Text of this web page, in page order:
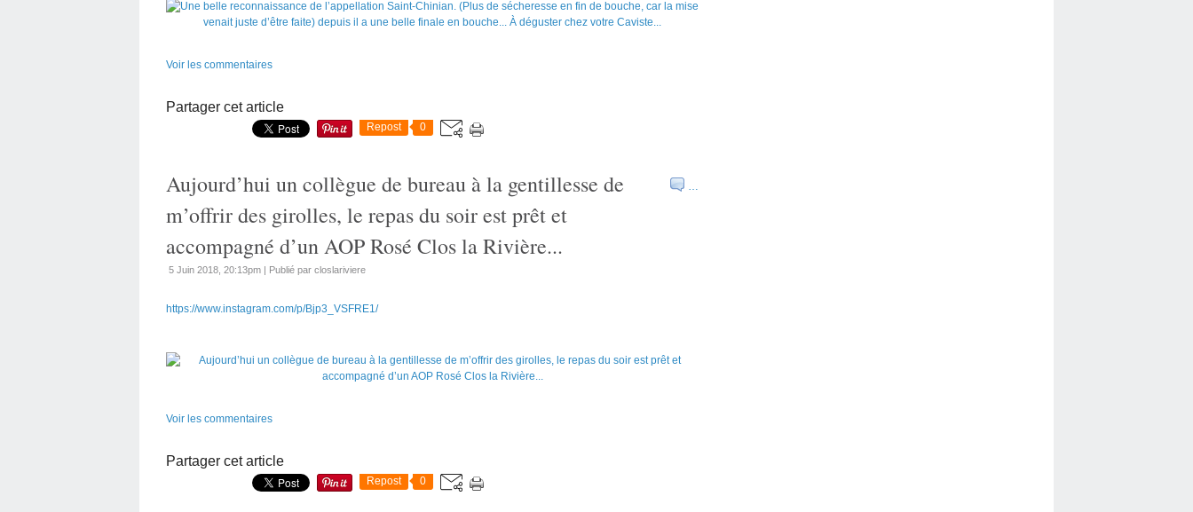
Voir les commentaires
Partager cet article
Repost 0
…
Aujourd’hui un collègue de bureau à la gentillesse de
m’offrir des girolles, le repas du soir est prêt et
accompagné d’un AOP Rosé Clos la Rivière...
5 Juin 2018, 20:13pm | Publié par closlariviere
https://www.instagram.com/p/Bjp3_VSFRE1/
Voir les commentaires
Partager cet article
Repost 0